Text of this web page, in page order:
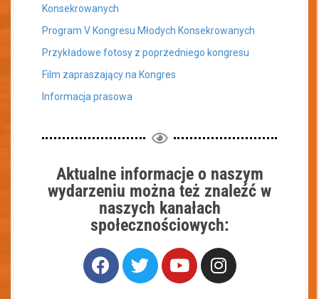
Konsekrowanych
Program V Kongresu Młodych Konsekrowanych
Przykładowe fotosy z poprzedniego kongresu
Film zapraszający na Kongres
Informacja prasowa
Aktualne informacje o naszym
wydarzeniu można też znaleźć w
naszych kanałach
społecznościowych: